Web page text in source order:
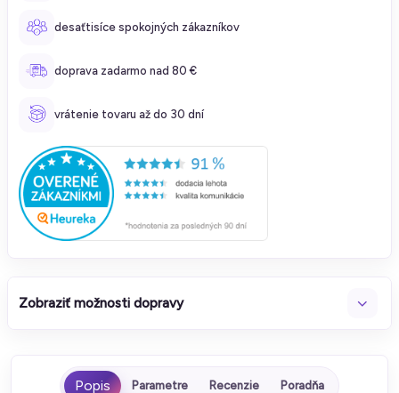
desaťtisíce spokojných zákazníkov
doprava zadarmo nad 80 €
vrátenie tovaru až do 30 dní
Zobraziť možnosti dopravy
Parametre Recenzie Poradňa